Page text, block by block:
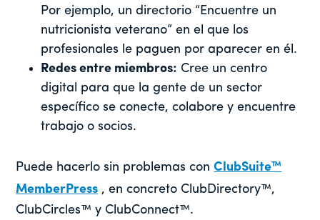
Por ejemplo, un directorio “Encuentre un
nutricionista veterano” en el que los
profesionales le paguen por aparecer en él.
Redes entre miembros: Cree un centro
digital para que la gente de un sector
específico se conecte, colabore y encuentre
trabajo o socios.
Puede hacerlo sin problemas conClubSuite™
MemberPress , en concreto ClubDirectory™,
ClubCircles™ y ClubConnect™.